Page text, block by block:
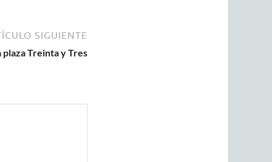
SIGUIENTE
Treinta y Tres